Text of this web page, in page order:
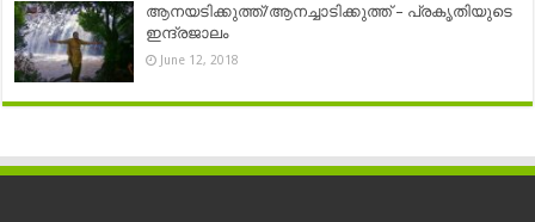
ആനയടിക്കുത്ത്/ആനച്ചാടിക്കുത്ത് – പ്രകൃതിയുടെ
ഇന്ദ്രജാലം
June 12, 2018